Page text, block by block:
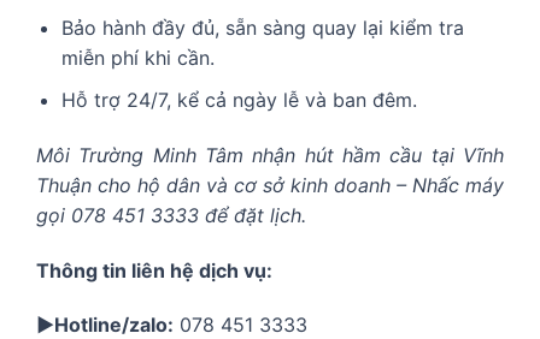
Bảo hành đầy đủ, sẵn sàng quay lại kiểm tra
miễn phí khi cần.
Hỗ trợ 24/7, kể cả ngày lễ và ban đêm.
Môi Trường Minh Tâm nhận hút hầm cầu tại Vĩnh
Thuận cho hộ dân và cơ sở kinh doanh – Nhấc máy
gọi 078 451 3333 để đặt lịch.
Thông tin liên hệ dịch vụ:
▶️Hotline/zalo: 078 451 3333